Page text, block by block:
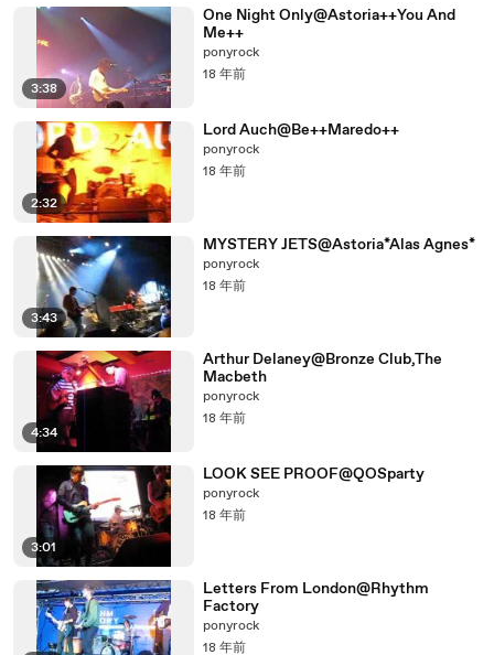
3:38
One Night Only@Astoria++You And
Me++
ponyrock
18 年前
2:32
Lord Auch@Be++Maredo++
ponyrock
18 年前
3:43
MYSTERY JETS@Astoria*Alas Agnes*
ponyrock
18 年前
4:34
Arthur Delaney@Bronze Club,The
Macbeth
ponyrock
18 年前
3:01
LOOK SEE PROOF@QOSparty
ponyrock
18 年前
Letters From London@Rhythm
Factory
ponyrock
18 年前